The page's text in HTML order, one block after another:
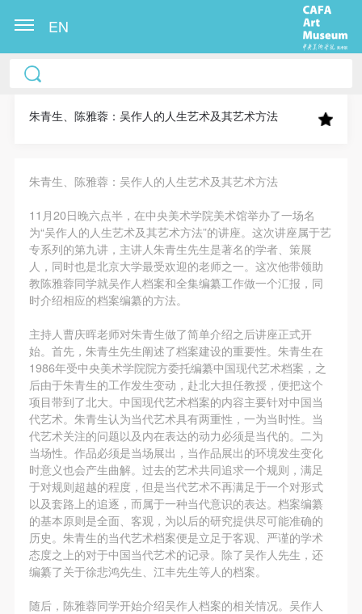
EN
朱青生、陈雅蓉：吴作人的人生艺术及其艺术方法
朱青生、陈雅蓉：吴作人的人生艺术及其艺术方法
11月20日晚六点半，在中央美术学院美术馆举办了一场名
为“吴作人的人生艺术及其艺术方法”的讲座。这次讲座属于艺
专系列的第九讲，主讲人朱青生先生是著名的学者、策展
人，同时也是北京大学最受欢迎的老师之一。这次他带领助
教陈雅蓉同学就吴作人档案和全集编纂工作做一个汇报，同
时介绍相应的档案编纂的方法。
主持人曹庆晖老师对朱青生做了简单介绍之后讲座正式开
始。首先，朱青生先生阐述了档案建设的重要性。朱青生在
1986年受中央美术学院院方委托编纂中国现代艺术档案，之
后由于朱青生的工作发生变动，赴北大担任教授，便把这个
项目带到了北大。中国现代艺术档案的内容主要针对中国当
代艺术。朱青生认为当代艺术具有两重性，一为当时性。当
代艺术关注的问题以及内在表达的动力必须是当代的。二为
当场性。作品必须是当场展出，当作品展出的环境发生变化
时意义也会产生曲解。过去的艺术共同追求一个规则，满足
于对规则超越的程度，但是当代艺术不再满足于一个对形式
以及套路上的追逐，而属于一种当代意识的表达。档案编纂
的基本原则是全面、客观，为以后的研究提供尽可能准确的
历史。朱青生的当代艺术档案便是立足于客观、严谨的学术
态度之上的对于中国当代艺术的记录。除了吴作人先生，还
编纂了关于徐悲鸿先生、江丰先生等人的档案。
随后，陈雅蓉同学开始介绍吴作人档案的相关情况。吴作人
中央美术学院美术馆出版授权协议书
称“CAFAM”），愿意将本人参与中央美术学院美术馆
果（如参与工作坊创作的作品）提交中央美术学院用
作发表、出版。中央美术学院可以以电子、网络及其
它数字媒体形式公开出版，并同意编入《中国知识资
源总库》《中央美术学院资料库》《中央美术学院美
术馆资料库》等相关资料、文献、档案机构和平台，
在中央美术学院中使用和在互联网上传播，同意按相
中央美术学院美术馆活动安全免责协议书
第一条
本次活动公平公正、自愿参加与退出、风险与责任自
负的原则。但活动有风险，参加者应有必要的风险意
识。
第二条
参加本次活动者必须遵守中华人民共和国的相关法
律、法规，必须遵循道德和社会公德规范，并应该具
备以人为本、团结友爱、互相帮助和助人为乐的良好
品质。
第三条
中央美术学院美术馆出版授权协议书
称“CAFAM”），愿意将本人参与中央美术学院美术馆
果（如参与工作坊创作的作品）提交中央美术学院用
作发表、出版。中央美术学院可以以电子、网络及其
它数字媒体形式公开出版，并同意编入《中国知识资
源总库》《中央美术学院资料库》《中央美术学院美
术馆资料库》等相关资料、文献、档案机构和平台，
在中央美术学院中使用和在互联网上传播，同意按相
中央美术学院美术馆活动安全免责协议书
第一条
本次活动公平公正、自愿参加与退出、风险与责任自
负的原则。但活动有风险，参加者应有必要的风险意
识。
第二条
参加本次活动者必须遵守中华人民共和国的相关法
律、法规，必须遵循道德和社会公德规范，并应该具
备以人为本、团结友爱、互相帮助和助人为乐的良好
品质。
第三条
中央美术学院美术馆出版授权协议书
称“CAFAM”），愿意将本人参与中央美术学院美术馆
果（如参与工作坊创作的作品）提交中央美术学院用
作发表、出版。中央美术学院可以以电子、网络及其
它数字媒体形式公开出版，并同意编入《中国知识资
源总库》《中央美术学院资料库》《中央美术学院美
术馆资料库》等相关资料、文献、档案机构和平台，
在中央美术学院中使用和在互联网上传播，同意按相
中央美术学院美术馆活动安全免责协议书
第一条
本次活动公平公正、自愿参加与退出、风险与责任自
负的原则。但活动有风险，参加者应有必要的风险意
识。
第二条
参加本次活动者必须遵守中华人民共和国的相关法
律、法规，必须遵循道德和社会公德规范，并应该具
备以人为本、团结友爱、互相帮助和助人为乐的良好
品质。
第三条